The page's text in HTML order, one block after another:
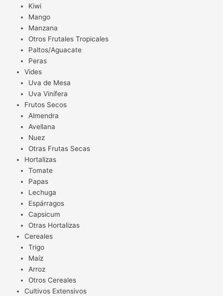
Kiwi
Mango
Manzana
Otros Frutales Tropicales
Paltos/Aguacate
Peras
Vides
Uva de Mesa
Uva Vinífera
Frutos Secos
Almendra
Avellana
Nuez
Otras Frutas Secas
Hortalizas
Tomate
Papas
Lechuga
Espárragos
Capsicum
Otras Hortalizas
Cereales
Trigo
Maíz
Arroz
Otros Cereales
Cultivos Extensivos